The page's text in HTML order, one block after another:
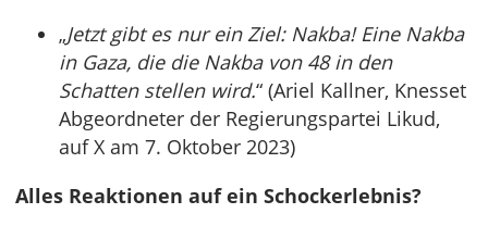
„Jetzt gibt es nur ein Ziel: Nakba! Eine Nakba
in Gaza, die die Nakba von 48 in den
Schatten stellen wird.“ (Ariel Kallner, Knesset
Abgeordneter der Regierungspartei Likud,
auf X am 7. Oktober 2023)
Alles Reaktionen auf ein Schockerlebnis?